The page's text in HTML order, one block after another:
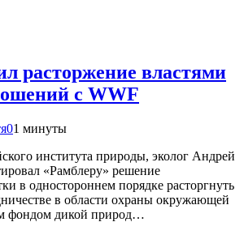
расторжение властями
с WWF
01 минуты
института природы, эколог Андрей
«Рамблеру» решение
в одностороннем порядке расторгнуть
в области охраны окружающей
фондом дикой природ…